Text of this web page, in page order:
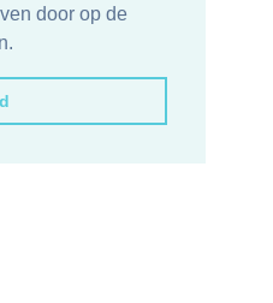
door op de